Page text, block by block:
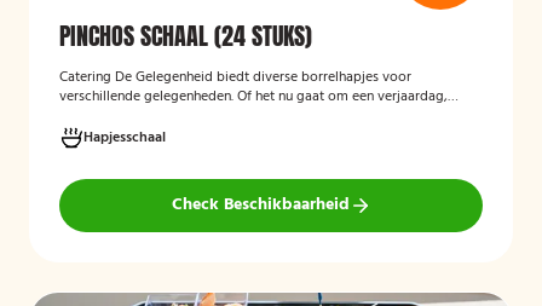
PINCHOS SCHAAL (24 STUKS)
Catering De Gelegenheid biedt diverse borrelhapjes voor
verschillende gelegenheden. Of het nu gaat om een verjaardag,
Hieronder ziet u een selectie uit ons aanbod. De Poncho's schaal is
geschikt voor maximaal 6 personen
Hapjesschaal
Check Beschikbaarheid